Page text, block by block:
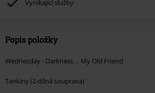
Vynikající služby
Popis položky
Wednesday - Darkness ... My Old Friend
Tankiny (2-dílná souprava)